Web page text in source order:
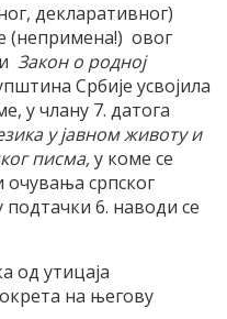
декларативног)
(непримена!) овог
Закон о родној
Србије усвојила
у члану 7. датога
у јавном животу и
писма,у коме се
српског
подтачки 6. наводи се
од утицаја
на његову